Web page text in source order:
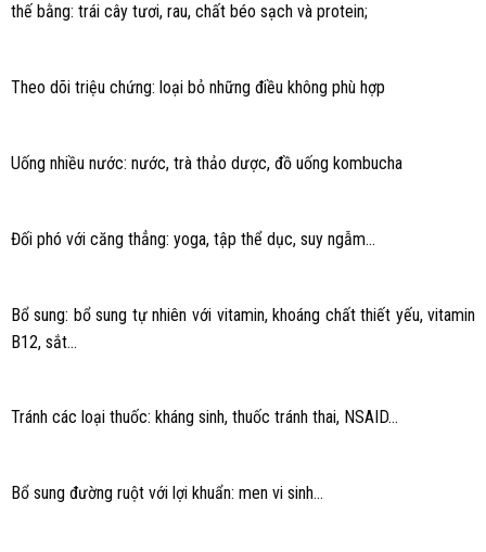
thế bằng: trái cây tươi, rau, chất béo sạch và protein;
Theo dõi triệu chứng: loại bỏ những điều không phù hợp
Uống nhiều nước: nước, trà thảo dược, đồ uống kombucha
Đối phó với căng thẳng: yoga, tập thể dục, suy ngẫm…
Bổ sung: bổ sung tự nhiên với vitamin, khoáng chất thiết yếu, vitamin
B12, sắt…
Tránh các loại thuốc: kháng sinh, thuốc tránh thai, NSAID…
Bổ sung đường ruột với lợi khuẩn: men vi sinh…